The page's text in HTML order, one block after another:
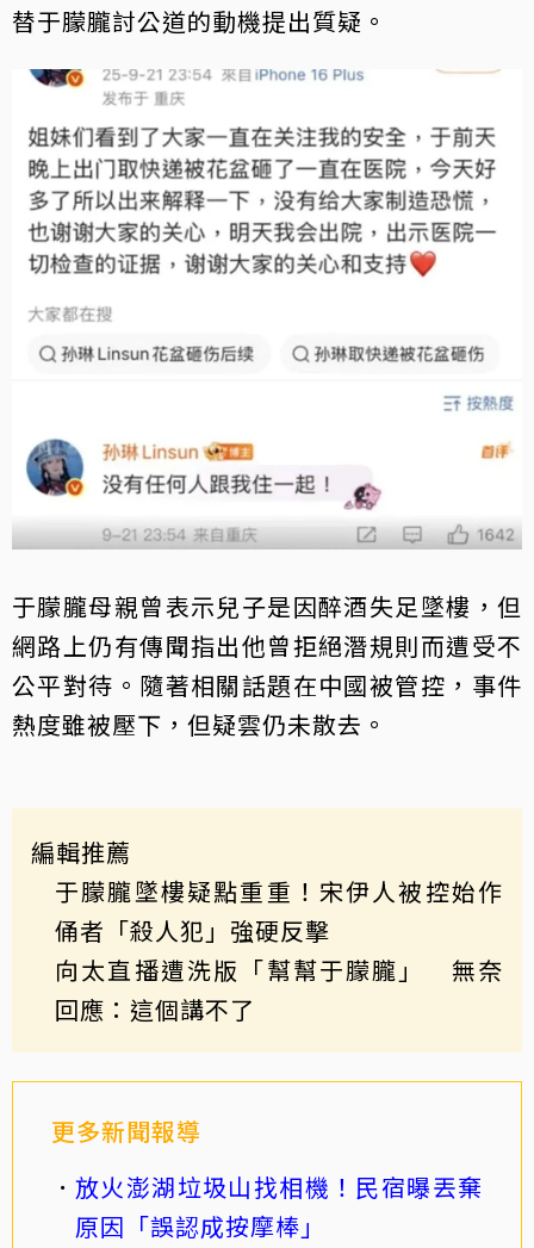
替于朦朧討公道的動機提出質疑。
于朦朧母親曾表示兒子是因醉酒失足墜樓，但
網路上仍有傳聞指出他曾拒絕潛規則而遭受不
公平對待。隨著相關話題在中國被管控，事件
熱度雖被壓下，但疑雲仍未散去。
編輯推薦
于朦朧墜樓疑點重重！宋伊人被控始作
俑者「殺人犯」強硬反擊
向太直播遭洗版「幫幫于朦朧」 無奈
回應：這個講不了
更多新聞報導
放火澎湖垃圾山找相機！民宿曝丟棄
原因「誤認成按摩棒」